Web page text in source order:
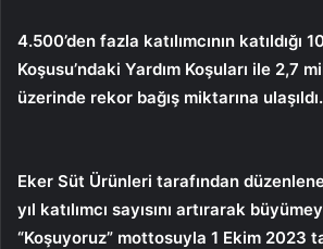
4.500’den fazla katılımcının katıldığı
Koşusu’ndaki Yardım Koşuları ile 2,7
üzerinde rekor bağış miktarına ulaşıldı.
Eker Süt Ürünleri tarafından
yıl katılımcı sayısını artırarak
“Koşuyoruz” mottosuyla 1 Ekim 2023